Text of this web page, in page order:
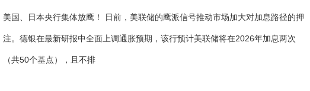
美国、日本央行集体放鹰！ 日前，美联储的鹰派信号推动市场加大对加息路径的押
注。德银在最新研报中全面上调通胀预期，该行预计美联储将在2026年加息两次
（共50个基点），且不排